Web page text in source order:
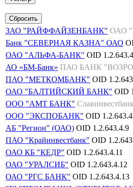
ЗАО "РАЙФФАЙЗЕНБАНК" ОАО
Банк "СЕВЕРНАЯ КАЗНА" ОАО
ОАО "АЛЬФА-БАНК" OID
АО «БМ-Банк» ПАО БАНК
ПАО "МЕТКОМБАНК" OID
ОАО "БАЛТИЙСКИЙ БАНК" OID
ООО "АМТ БАНК"
ООО "ЭКСПОБАНК" OID
АБ "Регион" (ОАО) OID 1.2.643.4.9
ПАО "Крайинвестбанк" OID
ОАО КБ "КЕДР" OID 1.2.643.4.11
ОАО "УРАЛСИБ" OID 1.2.643.4.12
ОАО "РГС БАНК" OID 1.2.643.4.13